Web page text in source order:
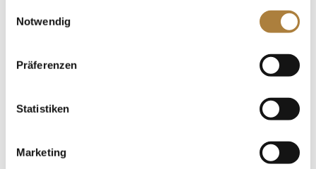
Notwendig
Präferenzen
Statistiken
Marketing
im Pferdezentrum Franken in Ansbach. Bei einem
Vielseitigkeitsseminar gaben renommierte
Spenden
Aktuelle News